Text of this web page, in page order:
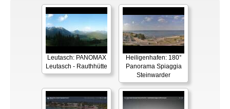
Leutasch: PANOMAX
Leutasch - Rauthhütte
Heiligenhafen: 180°
Panorama Spiaggia
Steinwarder